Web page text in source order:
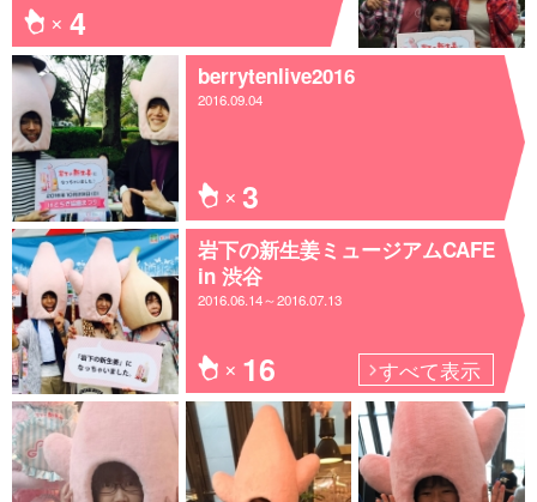
4
berrytenlive2016
2016.09.04
3
岩下の新生姜ミュージアムCAFE
in 渋谷
2016.06.14～2016.07.13
16 すべて表示